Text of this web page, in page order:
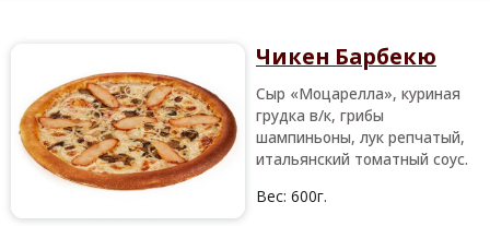
Чикен Барбекю
Сыр «Моцарелла», куриная
грудка в/к, грибы
шампиньоны, лук репчатый,
итальянский томатный соус.
Вес: 600г.